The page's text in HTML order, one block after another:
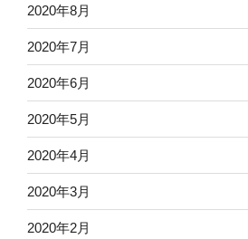
2020年8月
2020年7月
2020年6月
2020年5月
2020年4月
2020年3月
2020年2月